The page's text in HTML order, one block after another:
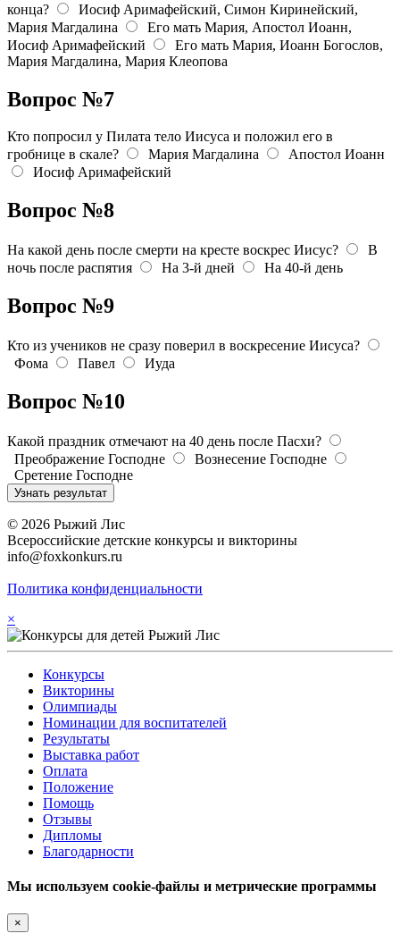
конца?
Иосиф Аримафейский, Симон Киринейский,
Мария Магдалина
Его мать Мария, Апостол Иоанн,
Иосиф Аримафейский
Его мать Мария, Иоанн Богослов,
Мария Магдалина, Мария Клеопова
Вопрос №7
Кто попросил у Пилата тело Иисуса и положил его в
гробнице в скале?
Мария Магдалина
Апостол Иоанн
Иосиф Аримафейский
Вопрос №8
На какой день после смерти на кресте воскрес Иисус?
В
ночь после распятия
На 3-й дней На 40-й день
Вопрос №9
Кто из учеников не сразу поверил в воскресение Иисуса?
Фома
Павел Иуда
Вопрос №10
Какой праздник отмечают на 40 день после Пасхи?
Преображение Господне
Вознесение Господне
Сретение Господне
© 2026 Рыжий Лис
Всероссийские детские конкурсы и викторины
info@foxkonkurs.ru
Политика конфиденциальности
×
Конкурсы
Викторины
Олимпиады
Номинации для воспитателей
Результаты
Выставка работ
Оплата
Положение
Помощь
Отзывы
Дипломы
Благодарности
Мы используем cookie-файлы и метрические программы
×